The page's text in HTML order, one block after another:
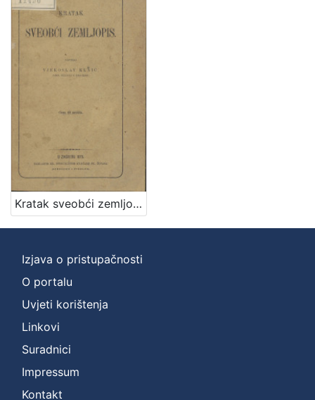
Kratak sveobći zemljopis / napisao Vjekoslav Klaić
Izjava o pristupačnosti
O portalu
Uvjeti korištenja
Linkovi
Suradnici
Impressum
Kontakt